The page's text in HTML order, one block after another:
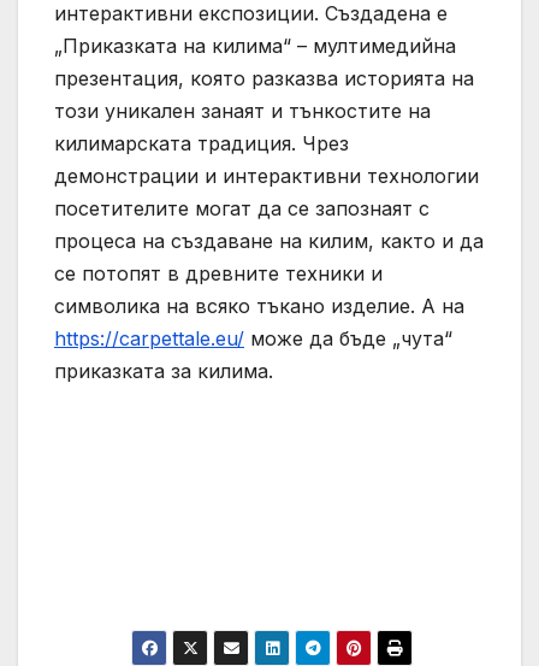
интерактивни експозиции. Създадена е
„Приказката на килима“ – мултимедийна
презентация, която разказва историята на
този уникален занаят и тънкостите на
килимарската традиция. Чрез
демонстрации и интерактивни технологии
посетителите могат да се запознаят с
процеса на създаване на килим, както и да
се потопят в древните техники и
символика на всяко тъкано изделие. А на
https://carpettale.eu/ може да бъде „чута“
приказката за килима.